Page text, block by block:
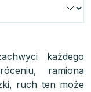
każdego
ramiona
ruch ten może